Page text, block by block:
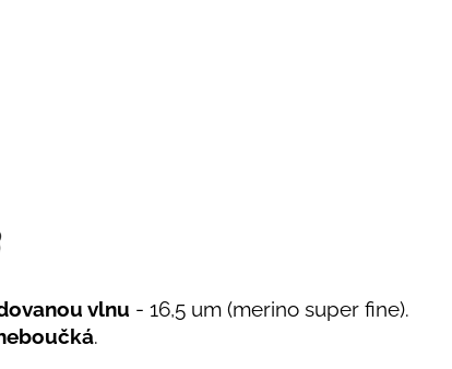
vlnu - 16,5 um (merino super fine).
.